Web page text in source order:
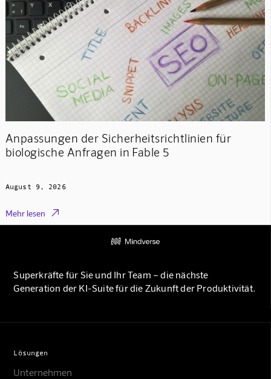
Anpassungen der Sicherheitsrichtlinien für
biologische Anfragen in Fable 5
August 9, 2026
Mehr lesen 
Superkräfte für Sie und Ihr Team – die nächste
Generation der KI-Suite für die Zukunft der Produktivität.
Lösungen
Unternehmen